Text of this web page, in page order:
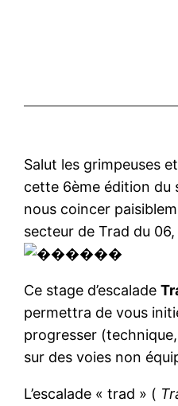
Salut les grimpeuses
cette 6ème édition du
nous coincer
secteur de Trad du 06,
Ce stage d’escalade
permettra de vous
progresser
sur des voies non
L’escalade « trad » (